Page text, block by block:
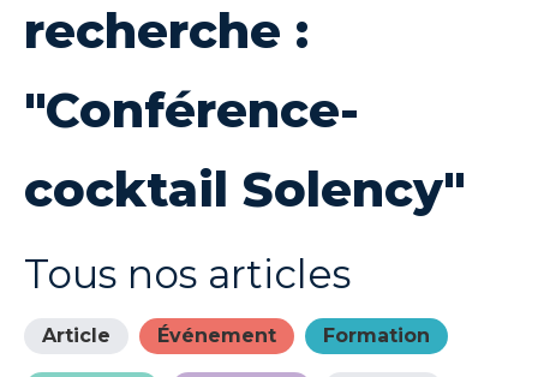
recherche :
"Conférence-
cocktail Solency"
Tous nos articles
Article Événement Formation